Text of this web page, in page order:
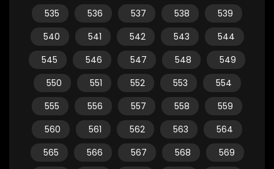
535
536 537 538
539
540
541 542 543
544
545
546 547 548
549
550
551 552 553
554
555
556 557 558
559
560
561 562 563
564
565
566 567 568
569